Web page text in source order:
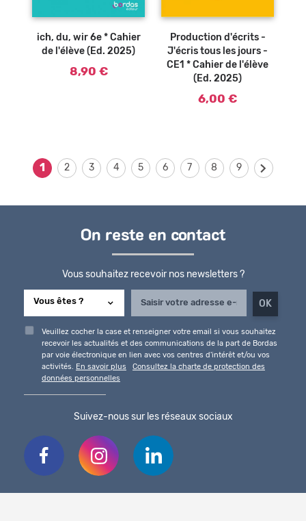
Ajouter au
ich, du, wir 6e * Cahier
de l'élève (Ed. 2025)
8,90 €
Ajouter au
Production d'écrits -
J'écris tous les jours -
CE1 * Cahier de l'élève
(Ed. 2025)
6,00 €
1 2 3 4 5 6 7 8 9
On reste en contact
Vous souhaitez recevoir nos newsletters ?
Veuillez cocher la case et renseigner votre email si vous souhaitez
recevoir les actualités et des communications de la part de Bordas
par voie électronique en lien avec vos centres d'intérêt et/ou vos
activités.
En savoir plus
Consultez la charte de protection des
données personnelles
Suivez-nous sur les réseaux sociaux